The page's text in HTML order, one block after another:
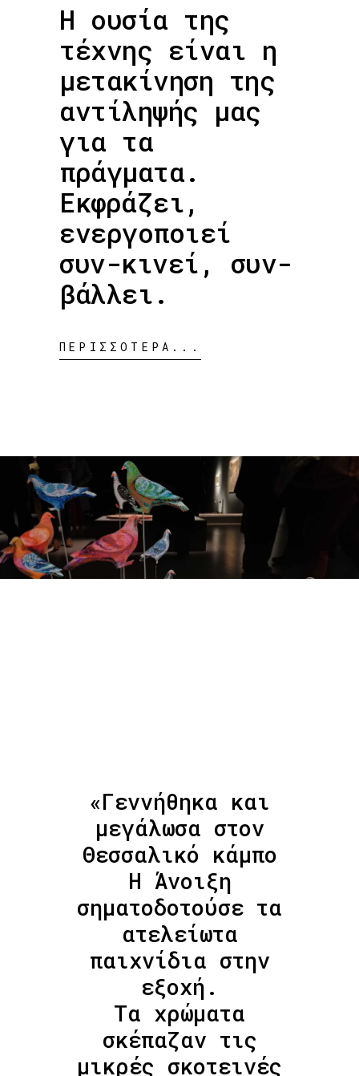
Η ουσία της
τέχνης είναι η
μετακίνηση της
αντίληψής μας
για τα
πράγματα.
Εκφράζει,
ενεργοποιεί
συν-κινεί, συν-
βάλλει.
ΠΕΡΙΣΣΌΤΕΡΑ...
«Γεννήθηκα και
μεγάλωσα στον
Θεσσαλικό κάμπο
Η Άνοιξη
σηματοδοτούσε τα
ατελείωτα
παιχνίδια στην
εξοχή.
Τα χρώματα
σκέπαζαν τις
μικρές σκοτεινές